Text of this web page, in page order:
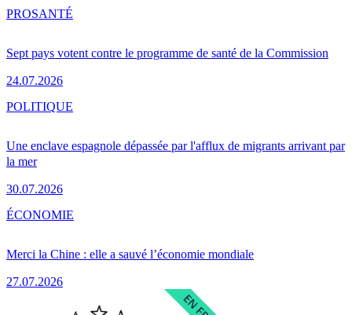
Sept pays votent contre le programme de santé de la Commission
24.07.2026
PROSANTÉ
Une enclave espagnole dépassée par l'afflux de migrants arrivant par
la mer
30.07.2026
POLITIQUE
Merci la Chine : elle a sauvé l’économie mondiale
27.07.2026
ÉCONOMIE